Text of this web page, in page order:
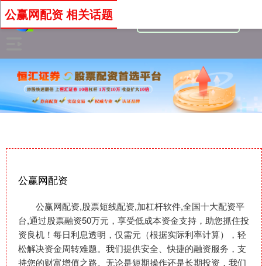
公赢网配资
公赢网配资,股票短线配资,加杠杆软件,全国十大配资平
台,通过股票融资50万元，享受低成本资金支持，助您抓住投
资良机！每日利息透明，仅需元（根据实际利率计算），轻
松解决资金周转难题。我们提供安全、快捷的融资服务，支
持您的财富增值之路。无论是短期操作还是长期投资，我们
公赢网配资 相关话题